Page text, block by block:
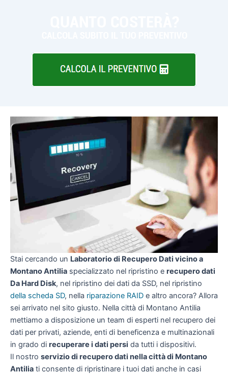
Stai cercando un Laboratorio di Recupero Dati vicino a
Montano Antilia specializzato nel ripristino e recupero dati
Da Hard Disk, nel ripristino dei dati da SSD, nel ripristino
della scheda SD, nella riparazione RAID e altro ancora? Allora
sei arrivato nel sito giusto. Nella città di Montano Antilia
mettiamo a disposizione un team di esperti nel recupero dei
dati per privati, aziende, enti di beneficenza e multinazionali
in grado di recuperare i dati persi da tutti i dispositivi.
Il nostro servizio di recupero dati nella città di Montano
Antilia ti consente di ripristinare i tuoi dati anche in casi